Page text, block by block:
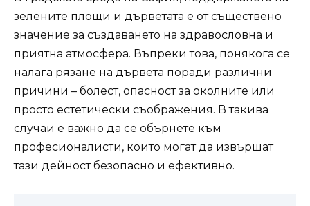
зелените площи и дърветата е от съществено
значение за създаването на здравословна и
приятна атмосфера. Въпреки това, понякога се
налага рязане на дървета поради различни
причини – болест, опасност за околните или
просто естетически съображения. В такива
случаи е важно да се обърнете към
професионалисти, които могат да извършат
тази дейност безопасно и ефективно.